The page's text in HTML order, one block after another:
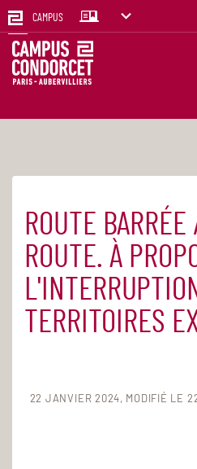
CAMPUS
Accueil Agenda
ROUTE
ROUTE. À
TERRITOIRES
22 JANVIER 2024 MODIFIÉ LE